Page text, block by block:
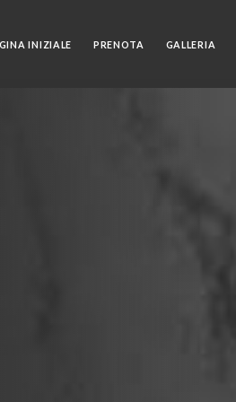
INIZIALE PRENOTA GALLERIA